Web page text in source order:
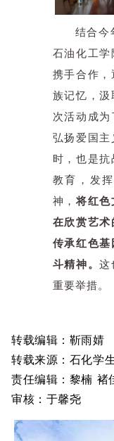
结合今
石油化工学
携手合作
族记忆，
次活动成为
弘扬爱国
时，也是
教育，发
神，将红色
在欣赏艺术
传承红色
斗精神。这
重要举措。
转载编辑：靳雨婧
转载来源：石化学
责任编辑：黎楠 褚
审核：于馨尧